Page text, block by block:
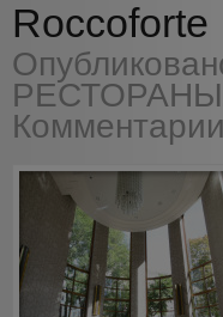
Roccoforte
Комментарии